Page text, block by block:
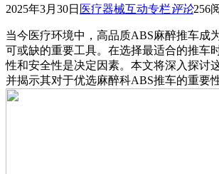
2025年3月30日 医疗器械互动专栏评论256
当今医疗环境中，高品质ABS麻醉推车成
可或缺的重要工具。在选择最适合的推车
性和安全性是决定因素。本文将深入探讨
并揭示其对于优选麻醉科ABS推车的重要性